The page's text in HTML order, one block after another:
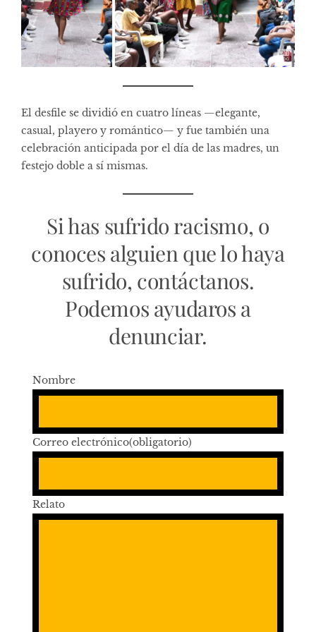
El desfile se dividió en cuatro líneas —elegante,
casual, playero y romántico— y fue también una
celebración anticipada por el día de las madres, un
festejo doble a sí mismas.
Si has sufrido racismo, o
conoces alguien que lo haya
sufrido, contáctanos.
Podemos ayudaros a
denunciar.
Nombre
Correo electrónico(obligatorio)
Relato